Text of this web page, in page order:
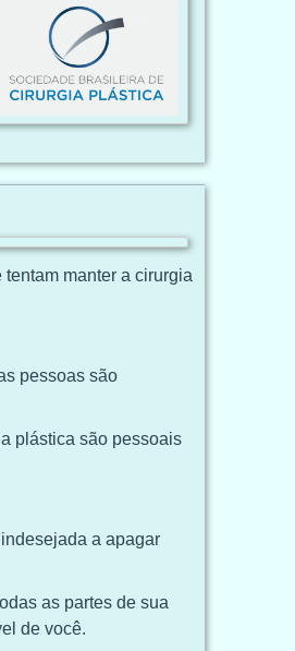
manter a cirurgia
pessoas são
plástica são pessoais
a apagar
as partes de sua
de você.